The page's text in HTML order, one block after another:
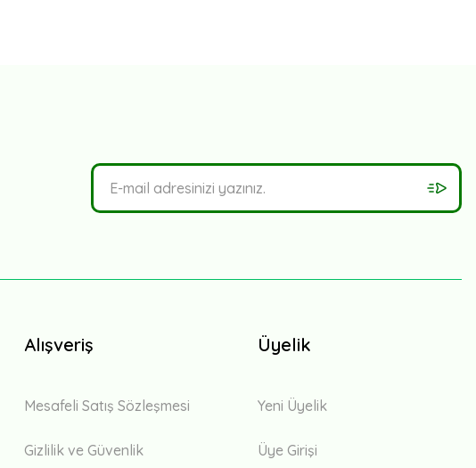
Alışveriş
Mesafeli Satış Sözleşmesi
Gizlilik ve Güvenlik
Üyelik
Yeni Üyelik
Üye Girişi